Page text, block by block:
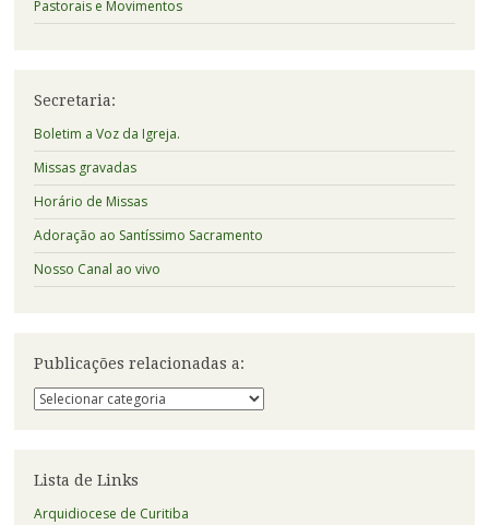
Pastorais e Movimentos
Secretaria:
Boletim a Voz da Igreja.
Missas gravadas
Horário de Missas
Adoração ao Santíssimo Sacramento
Nosso Canal ao vivo
Publicações relacionadas a:
Publicações
relacionadas
Lista de Links
Arquidiocese de Curitiba